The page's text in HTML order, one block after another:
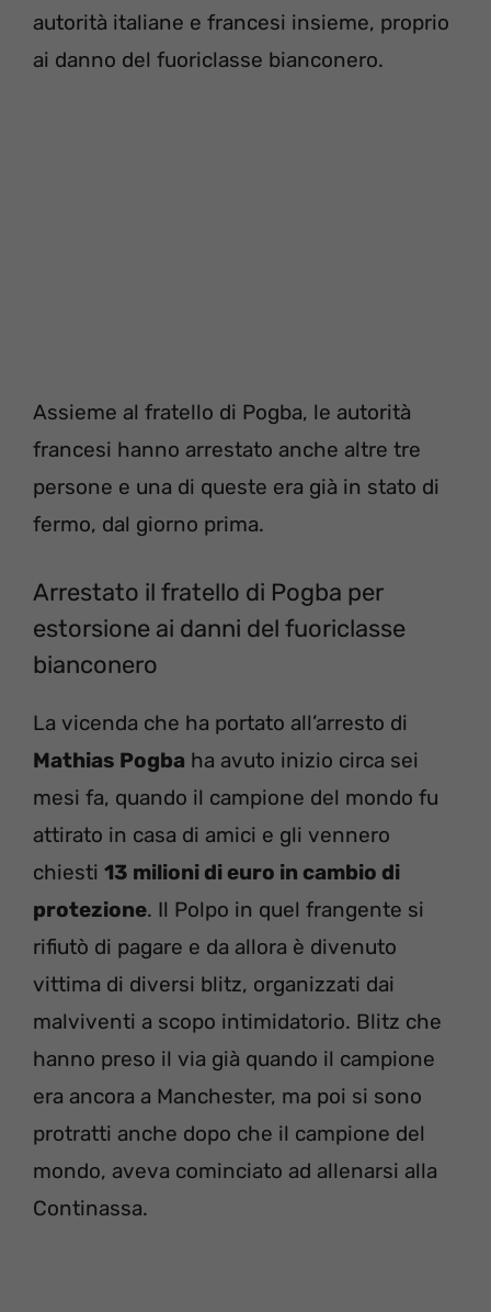
autorità italiane e francesi insieme, proprio
ai danno del fuoriclasse bianconero.
Assieme al fratello di Pogba, le autorità
francesi hanno arrestato anche altre tre
persone e una di queste era già in stato di
fermo, dal giorno prima.
Arrestato il fratello di Pogba per
estorsione ai danni del fuoriclasse
bianconero
La vicenda che ha portato all’arresto di
Mathias Pogba ha avuto inizio circa sei
mesi fa, quando il campione del mondo fu
attirato in casa di amici e gli vennero
chiesti 13 milioni di euro in cambio di
protezione. Il Polpo in quel frangente si
rifiutò di pagare e da allora è divenuto
vittima di diversi blitz, organizzati dai
malviventi a scopo intimidatorio. Blitz che
hanno preso il via già quando il campione
era ancora a Manchester, ma poi si sono
protratti anche dopo che il campione del
mondo, aveva cominciato ad allenarsi alla
Continassa.